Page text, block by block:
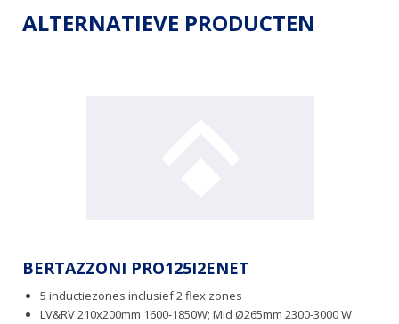
ALTERNATIEVE PRODUCTEN
BERTAZZONI PRO125I2ENET
5 inductiezones inclusief 2 flex zones
LV&RV 210x200mm 1600-1850W; Mid Ø265mm 2300-3000 W